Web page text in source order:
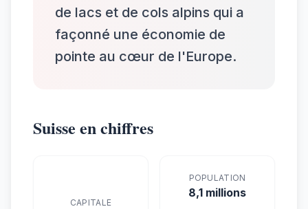
de lacs et de cols alpins qui a
façonné une économie de
pointe au cœur de l'Europe.
Suisse en chiffres
CAPITALE
POPULATION
8,1 millions